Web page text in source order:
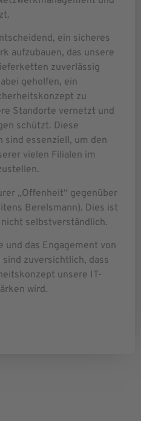
ein sicheres
aufzubauen, das unsere
zuverlässig
geholfen, ein
zu
Standorte vernetzt und
schützt. Diese
sind essenziell, um den
vielen Filialen im
„Offenheit“ gegenüber
Berelsmann). Dies ist
selbstverständlich.
und das Engagement von
zuversichtlich, dass
unsere IT-
wird.